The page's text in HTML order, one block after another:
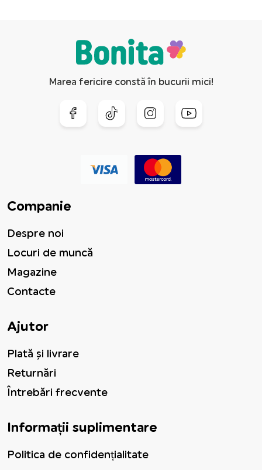
Marea fericire constă în bucurii mici!
Companie
Despre noi
Locuri de muncă
Magazine
Contacte
Ajutor
Plată și livrare
Returnări
Întrebări frecvente
Informații suplimentare
Politica de confidențialitate